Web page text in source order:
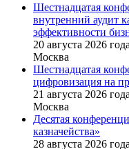
Шестнадцатая
внутренний аудит
эффективности
20 августа 2026 года
Москва
Шестнадцатая
цифровизация на
21 августа 2026 года
Москва
Десятая
казначейства»
28 августа 2026 года